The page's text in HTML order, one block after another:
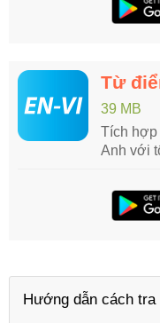
Từ
39 MB
Tích hợp
Anh với
Hướng dẫn cách